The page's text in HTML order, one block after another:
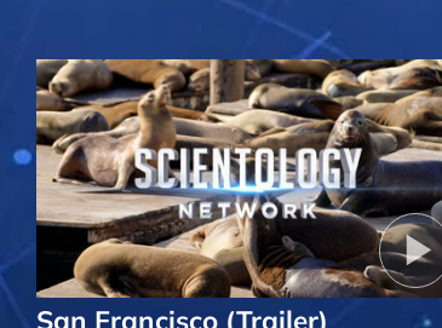
San Francisco (Trailer)